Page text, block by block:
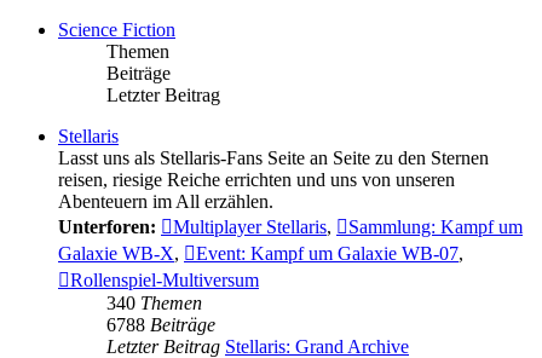
Science Fiction
Themen
Beiträge
Letzter Beitrag
Stellaris
Lasst uns als Stellaris-Fans Seite an Seite zu den Sternen
reisen, riesige Reiche errichten und uns von unseren
Abenteuern im All erzählen.
Unterforen:
Multiplayer Stellaris,
Sammlung: Kampf um
Galaxie WB-X, Event: Kampf um Galaxie WB-07,
Rollenspiel-Multiversum
340 Themen
6788 Beiträge
Letzter Beitrag Stellaris: Grand Archive